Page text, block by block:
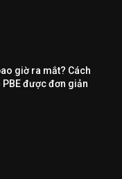
giờ ra mắt? Cách
được đơn giản